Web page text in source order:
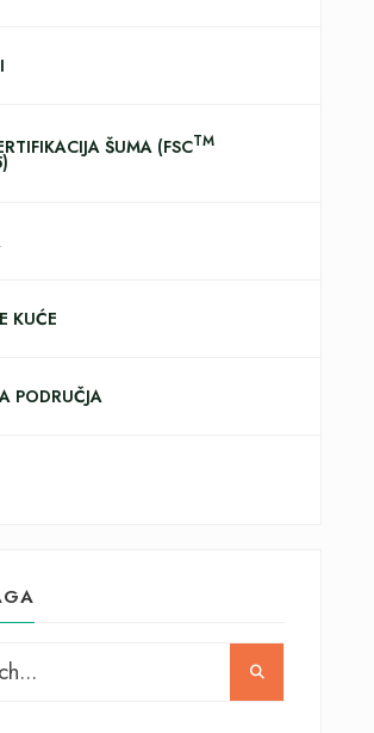
ŠUMA (FSCTM
KUĆE
PODRUČJA